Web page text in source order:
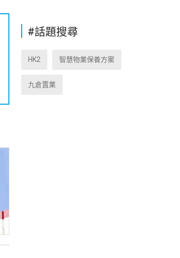
#話題搜尋
HK2 智慧物業保養方案
九倉置業